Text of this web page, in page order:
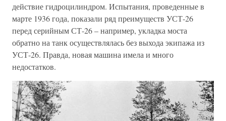
действие гидроцилиндром. Испытания, проведенные в
марте 1936 года, показали ряд преимуществ УСТ-26
перед серийным СТ-26 – например, укладка моста
обратно на танк осуществлялась без выхода экипажа из
УСТ-26. Правда, новая машина имела и много
недостатков.